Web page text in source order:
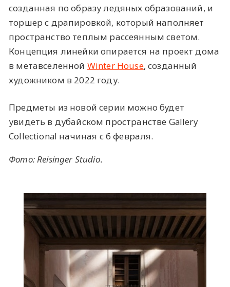
созданная по образу ледяных образований, и
торшер с драпировкой, который наполняет
пространство теплым рассеянным светом.
Концепция линейки опирается на проект дома
в метавселенной Winter House, созданный
художником в 2022 году.
Предметы из новой серии можно будет
увидеть в дубайском пространстве Gallery
Collectional начиная с 6 февраля.
Фото: Reisinger Studio.